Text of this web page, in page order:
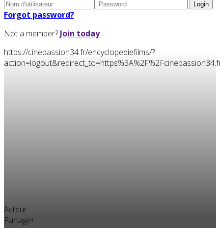
Forgot password?
Not a member? Join today
https://cinepassion34.fr/encyclopediefilms/?
Acteur
Partager: